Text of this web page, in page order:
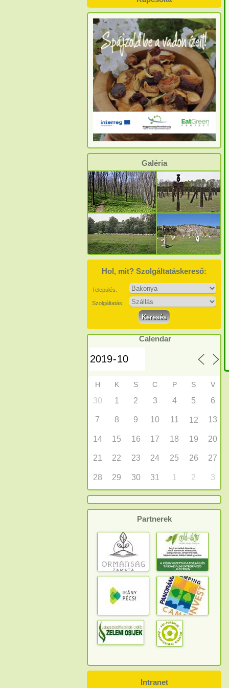
Galéria
Hol, mit? Szolgáltatáskereső:
Település:
Szolgáltatás:
Calendar
H K S C P S V
30 1 2 3 4 5 6
7 8 9 10 11 12 13
14 15 16 17 18 19 20
21 22 23 24 25 26 27
28 29 30 31 1 2 3
Partnerek
Intranet